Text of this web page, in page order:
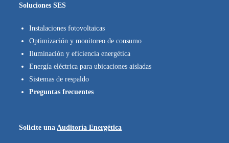
Soluciones SES
Instalaciones fotovoltaicas
Optimización y monitoreo de consumo
Iluminación y eficiencia energética
Energía eléctrica para ubicaciones aisladas
Sistemas de respaldo
Preguntas frecuentes
Solicite unaAuditoría Energética